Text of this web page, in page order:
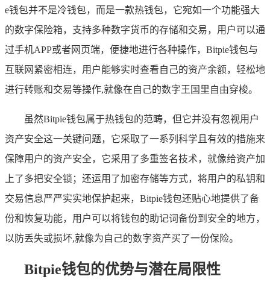
e钱包并不是冷钱包，而是一款热钱包，它宛如一个功能强大
的数字保险箱，支持多种数字货币的存储和交易，用户可以通
过手机APP或者网页端，便捷地进行各种操作，Bitpie钱包与
互联网紧密相连，用户能够实时查看自己的资产余额，轻松地
进行转账和交易等操作,就像在自己的数字王国里自由穿梭。
虽然Bitpie钱包属于热钱包的范畴，但它并没有忽视用户
资产安全这一关键问题，它采取了一系列科学且有效的措施来
保障用户的资产安全，它采用了多重签名技术，就像给资产加
上了多把安全锁；还运用了加密存储等方式，将用户的私钥和
交易信息严严实实地保护起来，Bitpie钱包还贴心地提供了备
份和恢复功能，用户可以将钱包的助记词备份到安全的地方，
以防丢失或损坏,就像为自己的数字资产买了一份保险。
Bitpie钱包的优势与潜在局限性